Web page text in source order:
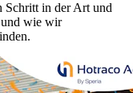
Schritt in der Art und
und wie wir